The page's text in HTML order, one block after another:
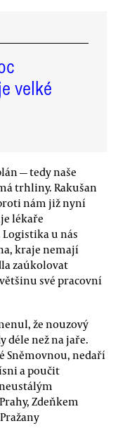
velké
— tedy naše
trhliny. Rakušan
nám již nyní
lékaře
u nás
kraje nemají
zaúkolovat
své pracovní
že nouzový
déle než na jaře.
Sněmovnou, nedaří
a poučit
Zdeňkem